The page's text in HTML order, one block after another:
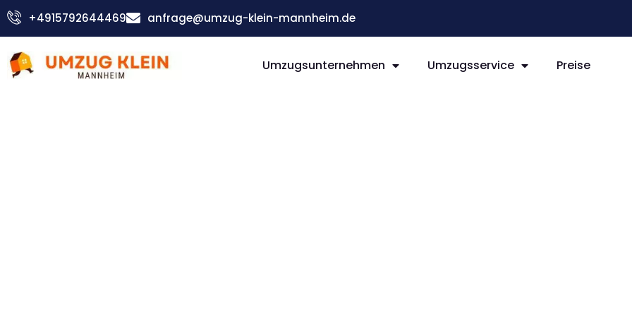
Zum
Inhalt
+4915792644469 anfrage@umzug-klein-mannheim.de
Umzugsunternehmen Umzugsservice Preise